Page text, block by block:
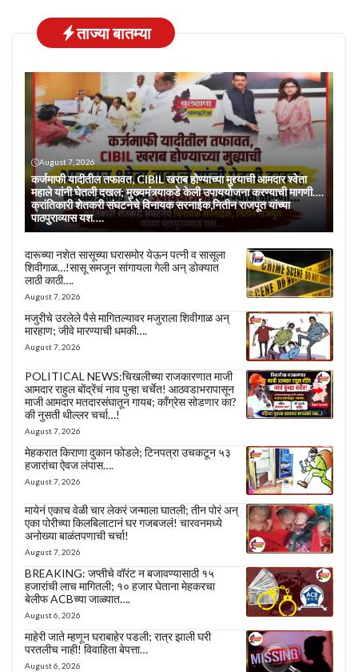
ताज्या बातम्या
August 7, 2026
कर्जमाफी यादीतील तफावत, CIBIL खराब होण्याच्या मुद्द्याची आमदार श्वेता
महाले यांनी घेतली दखल; मुख्यमंत्र्याकडे केली उपाययोजना करण्याची मागणी….
क्रांतिकारी शेतकरी संघटनेचे विनायक सरनाईक,नितीन राजपूत यांच्या
पाठपुराव्यास यश….
दारूच्या नशेत सासूच्या घरासमोर येऊन पत्नी व सासूला
शिवीगाळ…!सासू समजून सांगायला गेली अन् डोक्यात
लाठी काठी….
August 7, 2026
मजुरीचे उरलेले पैसे मागितल्यावर मजुराला शिवीगाळ अन्
मारहाण; जीवे मारण्याची धमकी….
August 7, 2026
POLITICAL NEWS:चिखलीच्या राजकारणात माजी
आमदार राहुल बोंद्रेंचं नाव पुन्हा चर्चेत! आठवडाभरापासून
माजी आमदार मतदारसंघातून गायब; काँग्रेस सोडणार का?
की नुसती थील्लर चर्चा…!
August 7, 2026
मेहकरात किराणा दुकान फोडले; टिनपत्रा उचकटून ५३
हजारांचा ऐवज लंपास….
August 7, 2026
मायेनं एकाच वेळी चार लेकरं जन्माला घातली; तीन पोरं अन्
एका पोरीच्या किलबिलाटानं घर गजबजलं! चारवनमध्ये
अनोख्या बाळंतपणाची चर्चा!
August 7, 2026
BREAKING: जप्तीचे वॉरंट न बजावण्यासाठी १५
हजारांची लाच मागितली; १० हजार घेताना मेहकरचा
बेलीफ ACBच्या जाळ्यात….
August 6, 2026
माहेरी जाते म्हणून घराबाहेर पडली; रात्र झाली घरी
परतलीच नाही! विवाहिता बेपत्ता…
August 6, 2026